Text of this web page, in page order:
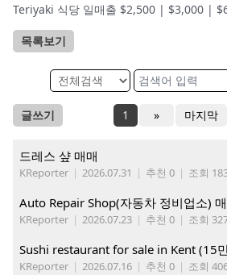
Teriyaki 식당 일매출 $2,500 | $3,000 |
목록보기
글쓰기 1 » 마지막
드레스 샾 매매
KReporter | 2026.07.31 | 추천 0 | 조회
Auto Repair Shop(자동차 정비업소)
KReporter | 2026.07.23 | 추천 0 | 조회
Sushi restaurant for sale in Kent (15
KReporter | 2026.07.16 | 추천 0 | 조회